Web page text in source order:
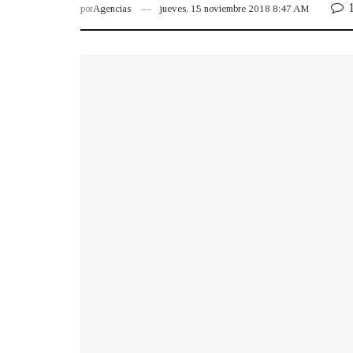
porAgencias jueves, 15 noviembre 2018 8:47 AM